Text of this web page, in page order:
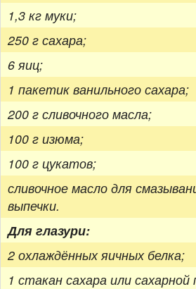
1,3 кг муки;
250 г сахара;
6 яиц;
1 пакетик ванильного сахара;
200 г сливочного масла;
100 г изюма;
100 г цукатов;
сливочное масло для
выпечки.
Для глазури:
2 охлаждённых яичных белка;
1 стакан сахара или сахарной